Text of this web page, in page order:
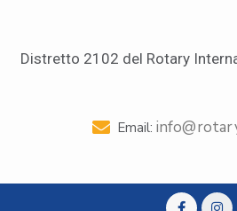
Distretto 2102 del Rotary
Email: